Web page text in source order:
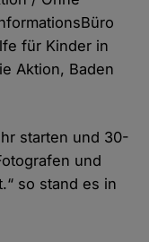
für Kinder in
Aktion, Baden
starten und 30-
und
so stand es in